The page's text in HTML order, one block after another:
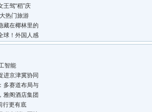
王驾“稻”庆
热门旅游
藏在椰林里的
球！外国人感
智能
进京津冀协同
多赛道布局与
雅阁酒店集团
行更有底